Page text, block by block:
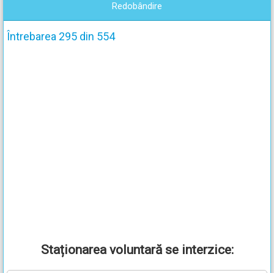
Redobândire
Întrebarea 295 din 554
Staționarea voluntară se interzice: